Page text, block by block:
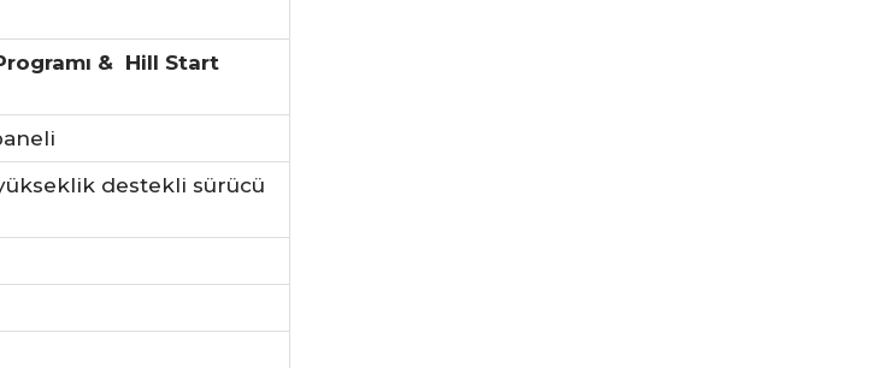
& Hill Start
destekli sürücü